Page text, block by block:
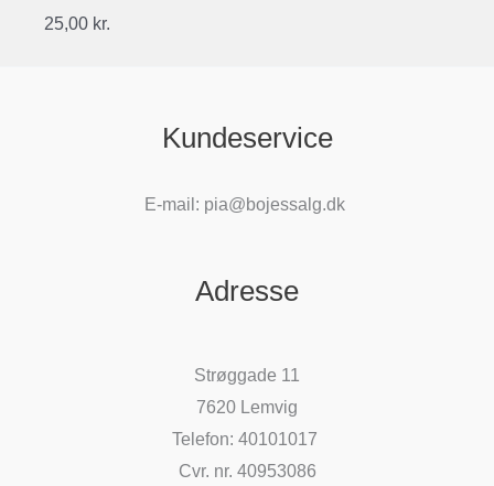
25,00 kr.
Kundeservice
E-mail: pia@bojessalg.dk
Adresse
Strøggade 11
7620 Lemvig
Telefon: 40101017
Cvr. nr. 40953086